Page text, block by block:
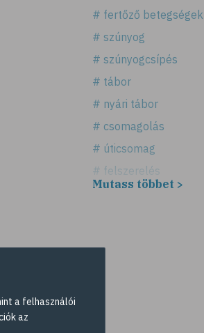
# fertőző betegségek
# szúnyog
# szúnyogcsípés
# tábor
# nyári tábor
# csomagolás
# úticsomag
# felszerelés
Mutass többet >
a felhasználói
az